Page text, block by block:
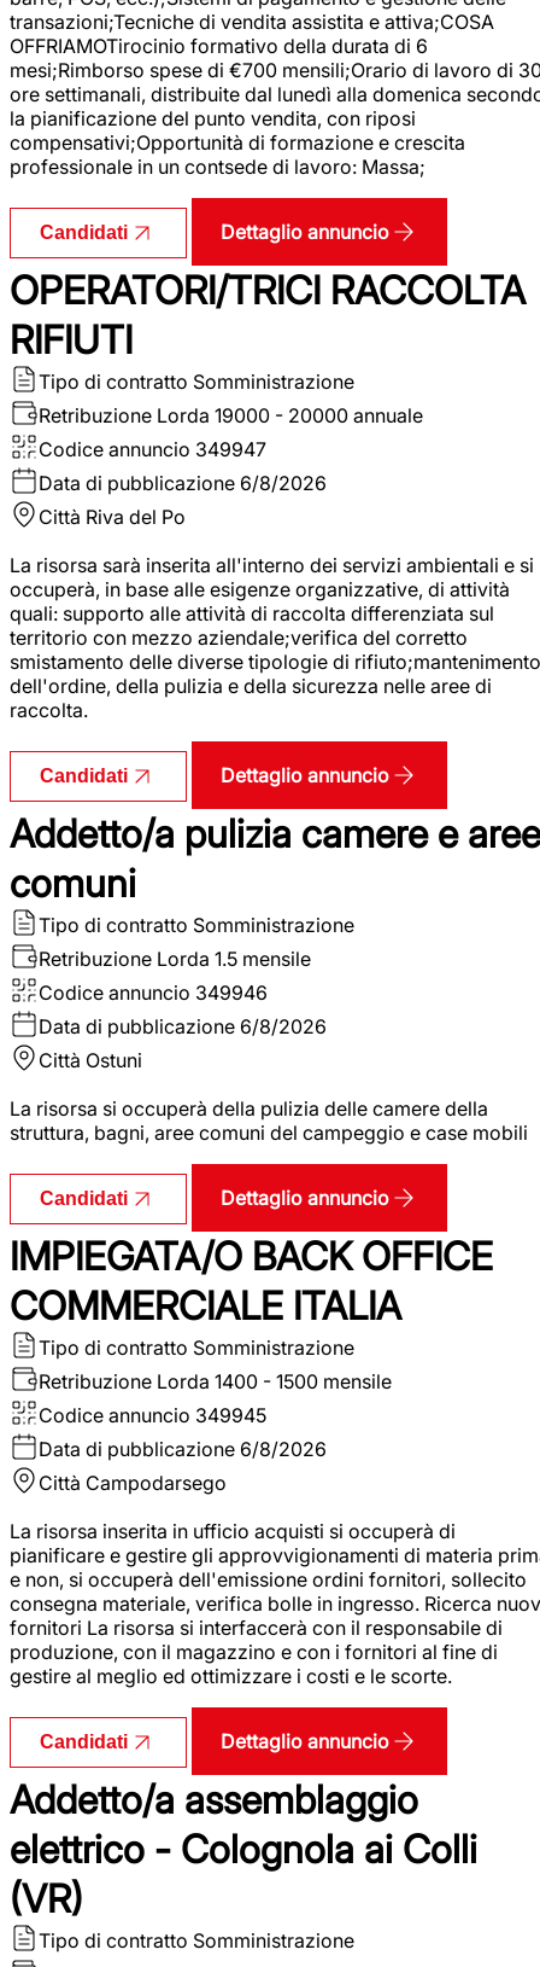
transazioni;Tecniche di vendita assistita e attiva;COSA
OFFRIAMOTirocinio formativo della durata di 6
mesi;Rimborso spese di €700 mensili;Orario di lavoro di
ore settimanali, distribuite dal lunedì alla domenica
la pianificazione del punto vendita, con riposi
compensativi;Opportunità di formazione e crescita
professionale in un contsede di lavoro: Massa;
Candidati Dettaglio annuncio
OPERATORI/TRICI RACCOLTA
RIFIUTI
Tipo di contratto Somministrazione
Retribuzione Lorda 19000 - 20000 annuale
Codice annuncio 349947
Data di pubblicazione 6/8/2026
Città Riva del Po
La risorsa sarà inserita all'interno dei servizi ambientali e si
occuperà, in base alle esigenze organizzative, di attività
quali: supporto alle attività di raccolta differenziata sul
territorio con mezzo aziendale;verifica del corretto
smistamento delle diverse tipologie di rifiuto;mantenimento
dell'ordine, della pulizia e della sicurezza nelle aree di
raccolta.
Candidati Dettaglio annuncio
Addetto/a pulizia camere e aree
comuni
Tipo di contratto Somministrazione
Retribuzione Lorda 1.5 mensile
Codice annuncio 349946
Data di pubblicazione 6/8/2026
Città Ostuni
La risorsa si occuperà della pulizia delle camere della
struttura, bagni, aree comuni del campeggio e case mobili
Candidati Dettaglio annuncio
IMPIEGATA/O BACK OFFICE
COMMERCIALE ITALIA
Tipo di contratto Somministrazione
Retribuzione Lorda 1400 - 1500 mensile
Codice annuncio 349945
Data di pubblicazione 6/8/2026
Città Campodarsego
La risorsa inserita in ufficio acquisti si occuperà di
pianificare e gestire gli approvvigionamenti di materia
e non, si occuperà dell'emissione ordini fornitori, sollecito
consegna materiale, verifica bolle in ingresso. Ricerca
fornitori La risorsa si interfaccerà con il responsabile di
produzione, con il magazzino e con i fornitori al fine di
gestire al meglio ed ottimizzare i costi e le scorte.
Candidati Dettaglio annuncio
Addetto/a assemblaggio
elettrico - Colognola ai Colli
(VR)
Tipo di contratto Somministrazione